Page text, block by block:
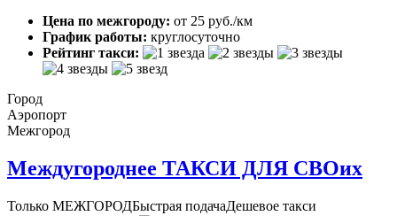
Цена по межгороду: от 25 руб./км
График работы: круглосуточно
Рейтинг такси:
Город
Аэропорт
Межгород
Междугороднее ТАКСИ ДЛЯ СВОих
Только МЕЖГОРОДБыстрая подачаДешевое такси